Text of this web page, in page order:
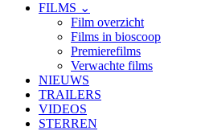
FILMS ⌄
Film overzicht
Films in bioscoop
Premierefilms
Verwachte films
NIEUWS
TRAILERS
VIDEOS
STERREN